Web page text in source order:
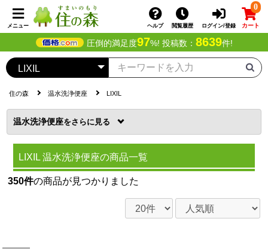
メニュー ヘルプ 閲覧履歴 ログイン/登録
0
カート
圧倒的満足度97%! 投稿数： 8639件!
住の森 温水洗浄便座 LIXIL
温水洗浄便座を
LIXIL 温水洗浄便座の商品一覧
350件の商品が見つかりました